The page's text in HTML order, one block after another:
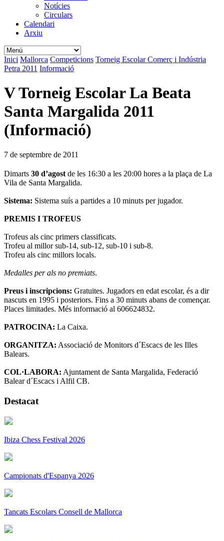
Notícies
Circulars
Calendari
Arxiu
Inici Mallorca Competicions Torneig Escolar Comerç i Indústria
Petra 2011 Informació
V Torneig Escolar La Beata
Santa Margalida 2011
(Informació)
7 de septembre de 2011
Dimarts 30 d’agost de les 16:30 a les 20:00 hores a la plaça de La
Vila de Santa Margalida.
Sistema: Sistema suís a partides a 10 minuts per jugador.
PREMIS I TROFEUS
Trofeus als cinc primers classificats.
Trofeu al millor sub-14, sub-12, sub-10 i sub-8.
Trofeu als cinc millors locals.
Medalles per als no premiats.
Preus i inscripcions: Gratuites. Jugadors en edat escolar, és a dir
nascuts en 1995 i posteriors. Fins a 30 minuts abans de començar.
Places limitades. Més informació al 606624832.
PATROCINA: La Caixa.
ORGANITZA: Associació de Monitors d´Escacs de les Illes
Balears.
COL·LABORA: Ajuntament de Santa Margalida, Federació
Balear d´Escacs i Alfil CB.
Destacat
Ibiza Chess Festival 2026
Campionats d'Espanya 2026
Tancats Escolars Consell de Mallorca